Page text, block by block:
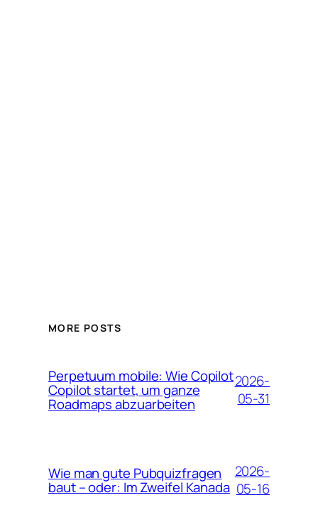
MORE POSTS
Perpetuum mobile: Wie Copilot
Copilot startet, um ganze
Roadmaps abzuarbeiten
2026-
05-31
Wie man gute Pubquizfragen
baut – oder: Im Zweifel Kanada
2026-
05-16